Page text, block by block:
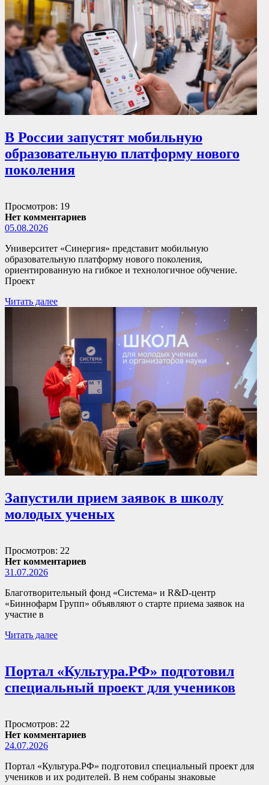
В России запустят мобильную
образовательную платформу нового
поколения
Просмотров: 19
Нет комментариев
05.08.2026
Университет «Синергия» представит мобильную
образовательную платформу нового поколения,
ориентированную на гибкое и технологичное обучение.
Проект
Читать далее
Запустили прием заявок в школу
молодых ученых
Просмотров: 22
Нет комментариев
31.07.2026
Благотворительный фонд «Система» и R&D-центр
«Биннофарм Групп» объявляют о старте приема заявок на
участие в
Читать далее
Портал «Культура.РФ» подготовил
специальный проект для учеников
Просмотров: 22
Нет комментариев
24.07.2026
Портал «Культура.РФ» подготовил специальный проект для
учеников и их родителей. В нем собраны знаковые